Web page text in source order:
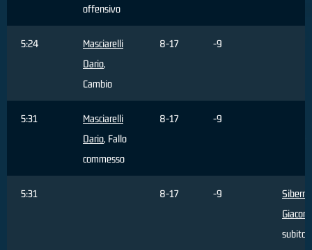
offensivo
5:24
Masciarelli
Dario,
Cambio
8-17 -9
5:31
Masciarelli
Dario, Fallo
commesso
8-17 -9
5:31 8-17 -9
Siberna
subito